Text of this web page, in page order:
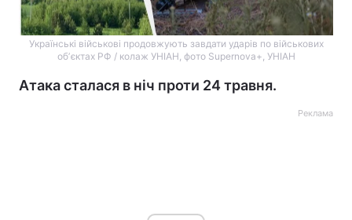
Українські військові продовжують завдати ударів по військових
обʼєктах РФ / колаж УНІАН, фото Supernova+, УНІАН
Атака сталася в ніч проти 24 травня.
Реклама